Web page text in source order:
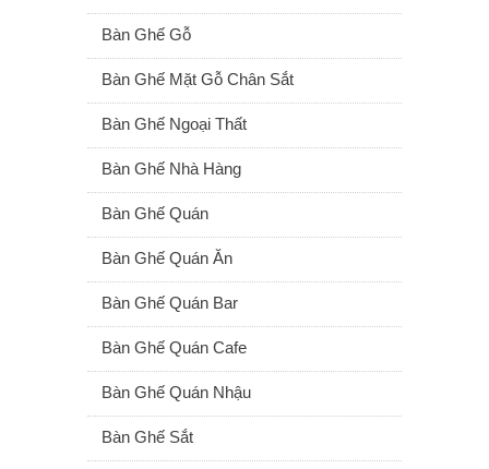
Bàn Ghế Gỗ
Bàn Ghế Mặt Gỗ Chân Sắt
Bàn Ghế Ngoại Thất
Bàn Ghế Nhà Hàng
Bàn Ghế Quán
Bàn Ghế Quán Ăn
Bàn Ghế Quán Bar
Bàn Ghế Quán Cafe
Bàn Ghế Quán Nhậu
Bàn Ghế Sắt